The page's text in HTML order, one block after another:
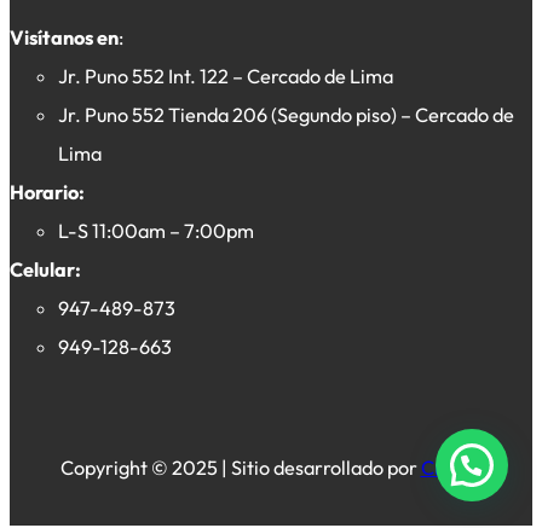
Visítanos en:
Jr. Puno 552 Int. 122 – Cercado de Lima
Jr. Puno 552 Tienda 206 (Segundo piso) – Cercado de
Lima
Horario:
L-S 11:00am – 7:00pm
Celular:
947-489-873
949-128-663
Copyright © 2025 | Sitio desarrollado porCrevex